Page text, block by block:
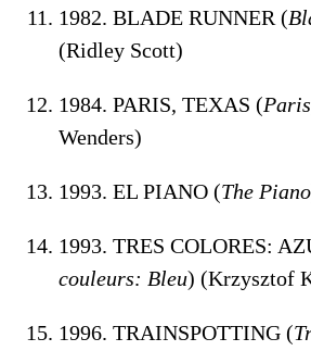
1982. BLADE RUNNER (
(Ridley Scott)
1984. PARIS, TEXAS (
Wenders)
1993. EL PIANO (The Piano
1993. TRES COLORES:
couleurs: Bleu) (Krzysztof
1996. TRAINSPOTTING (